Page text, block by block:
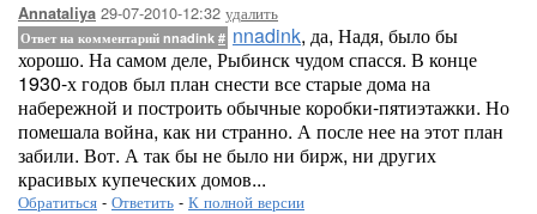
Annataliya 29-07-2010-12:32 удалить
Ответ на комментарий nnadink # nnadink, да, Надя, было бы
хорошо. На самом деле, Рыбинск чудом спасся. В конце
1930-х годов был план снести все старые дома на
набережной и построить обычные коробки-пятиэтажки. Но
помешала война, как ни странно. А после нее на этот план
забили. Вот. А так бы не было ни бирж, ни других
красивых купеческих домов...
Обратиться - Ответить - К полной версии